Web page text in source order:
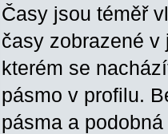
Časy jsou téměř
časy zobrazené
kterém se
pásmo v profilu.
pásma a